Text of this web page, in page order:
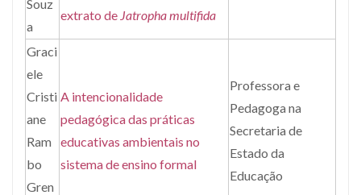
Souz
a
extrato de Jatropha multifida
Graci
ele
Cristi
ane
Ram
bo
Gren
A intencionalidade
pedagógica das práticas
educativas ambientais no
sistema de ensino formal
Professora e
Pedagoga na
Secretaria de
Estado da
Educação